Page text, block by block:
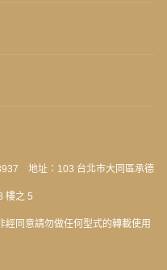
地址：103 台北市大同區承德
樓之 5
同意請勿做任何型式的轉載使用